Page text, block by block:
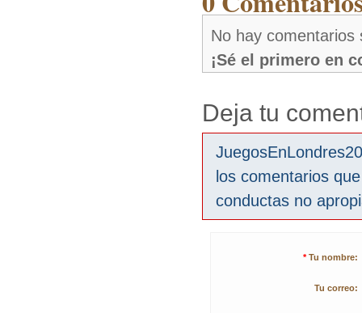
No hay comentarios
¡Sé el primero en
Deja tu
los comentarios
conductas no
* Tu nombre:
Tu correo: